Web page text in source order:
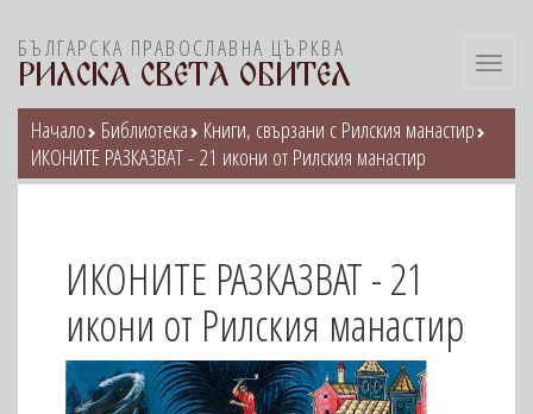
БЪЛГАРСКА ПРАВОСЛАВНА ЦЪРКВА
РИЛСКА СВЕТА ОБИТЕЛ
Начало Библиотека Книги, свързани с Рилския манастир
ИКОНИТЕ РАЗКАЗВАТ - 21 икони от Рилския манастир
ИКОНИТЕ РАЗКАЗВАТ - 21
икони от Рилския манастир